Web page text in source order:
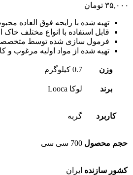
۳۵,۰۰۰ تومان
تهیه شده با رایحه فوق العاده
قابل استفاده با انواع مختلف خاک
فرمول سازی شده توسط
تهیه شده از مواد اولیه مرغوب و
وزن 0.7 کیلوگرم
برند لوکا Looca
کاربرد گربه
حجم محصول 700 سی سی
کشور سازنده ایران